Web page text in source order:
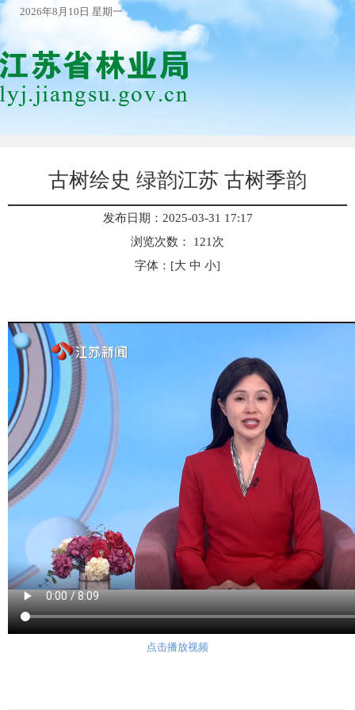
2026年8月10日 星期一
古树绘史 绿韵江苏 古树季韵
发布日期：2025-03-31 17:17
浏览次数：
121 次
字体：[大 中 小]
点击播放视频